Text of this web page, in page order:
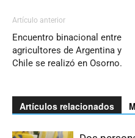
Artículo anterior
Encuentro binacional entre
agricultores de Argentina y
Chile se realizó en Osorno.
Artículos relacionados